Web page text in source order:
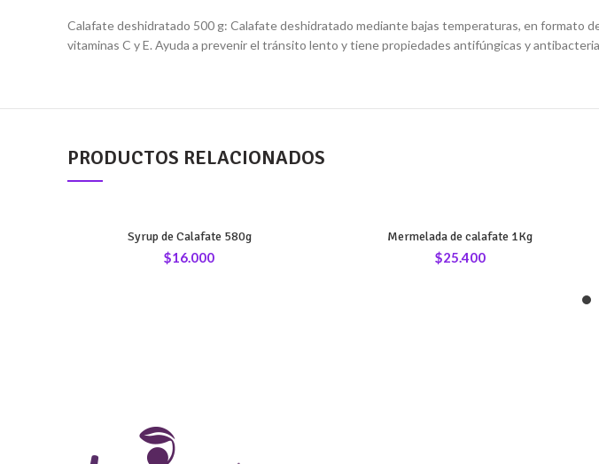
Calafate deshidratado 500 g: Calafate deshidratado mediante bajas temperaturas, en formato
vitaminas C y E. Ayuda a prevenir el tránsito lento y tiene propiedades antifúngicas y
PRODUCTOS RELACIONADOS
Syrup de Calafate 580g
$16.000
Mermelada de calafate 1Kg
$25.400